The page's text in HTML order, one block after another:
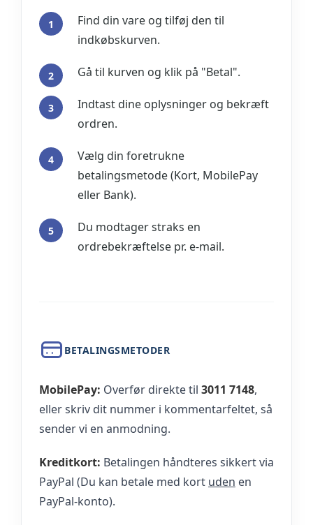
Find din vare og tilføj den til
indkøbskurven.
Gå til kurven og klik på "Betal".
Indtast dine oplysninger og bekræft
ordren.
Vælg din foretrukne
betalingsmetode (Kort, MobilePay
eller Bank).
Du modtager straks en
ordrebekræftelse pr. e-mail.
BETALINGSMETODER
MobilePay: Overfør direkte til 3011 7148,
eller skriv dit nummer i kommentarfeltet, så
sender vi en anmodning.
Kreditkort: Betalingen håndteres sikkert via
PayPal (Du kan betale med kort uden en
PayPal-konto).